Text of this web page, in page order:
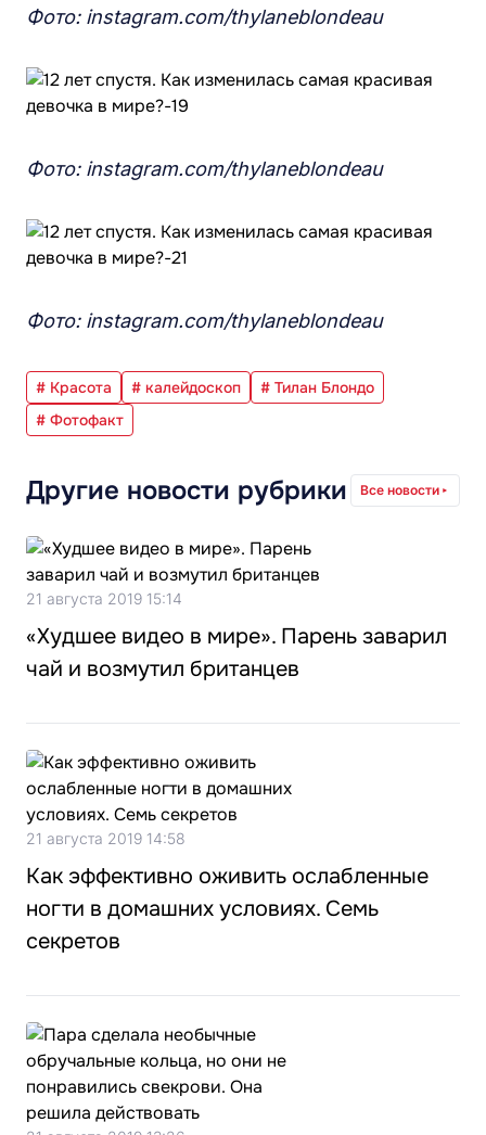
Фото: instagram.com/thylaneblondeau
Фото: instagram.com/thylaneblondeau
Фото: instagram.com/thylaneblondeau
# Красота # калейдоскоп
# Тилан Блондо
# Фотофакт
Другие новости рубрики Все новости
21 августа 2019 15:14
«Худшее видео в мире». Парень заварил
чай и возмутил британцев
21 августа 2019 14:58
Как эффективно оживить ослабленные
ногти в домашних условиях. Семь
секретов